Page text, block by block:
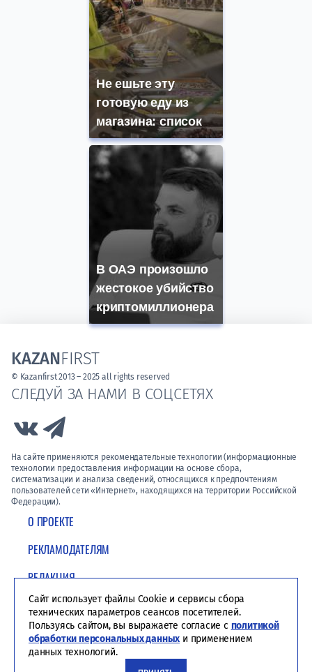
Не ешьте эту
готовую еду из
магазина: список
В ОАЭ произошло
жестокое убийство
криптомиллионера
О ПРОЕКТЕ
РЕКЛАМОДАТЕЛЯМ
РЕДАКЦИЯ
ПОЛИТИКА КОНФИДЕНЦИАЛЬНОСТИ
СЛЕДУЙ ЗА НАМИ В СОЦСЕТЯХ
Link to Vk
На сайте применяются рекомендательные технологии (информационные
технологии предоставления информации на основе сбора,
систематизации и анализа сведений, относящихся к предпочтениям
пользователей сети «Интернет», находящихся на территории Российской
Федерации).
KAZANFIRST
© Kazanfirst 2013 – 2025 all rights reserved
Сайт использует файлы Cookie и сервисы сбора
технических параметров сеансов посетителей.
Пользуясь сайтом, вы выражаете согласие с политикой
обработки персональных данных и применением
данных технологий.